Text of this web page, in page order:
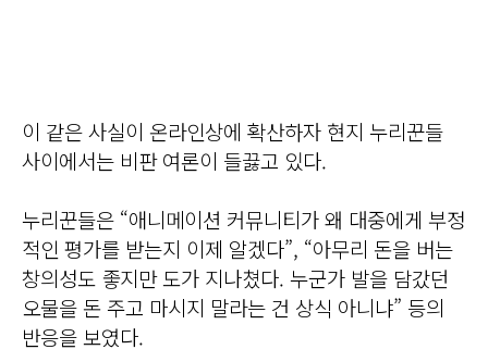
이 같은 사실이 온라인상에 확산하자 현지 누리꾼들
사이에서는 비판 여론이 들끓고 있다.
누리꾼들은 “애니메이션 커뮤니티가 왜 대중에게 부정
적인 평가를 받는지 이제 알겠다”, “아무리 돈을 버는
창의성도 좋지만 도가 지나쳤다. 누군가 발을 담갔던
오물을 돈 주고 마시지 말라는 건 상식 아니냐” 등의
반응을 보였다.